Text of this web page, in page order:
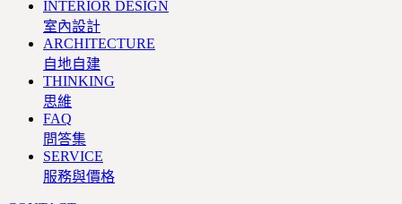
INTERIOR DESIGN
室內設計
ARCHITECTURE
自地自建
THINKING
思維
FAQ
問答集
SERVICE
服務與價格